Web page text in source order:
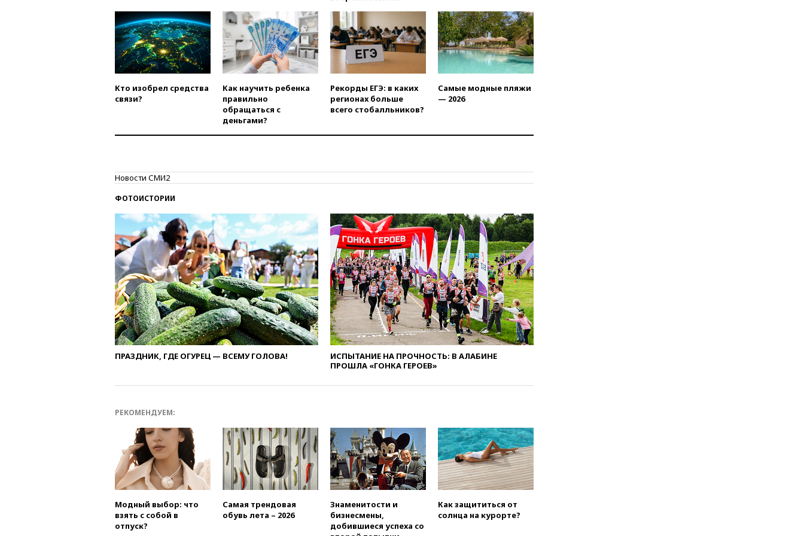
Движение по
Крымскому мосту
перекрывали второй раз за
день
16:00
Создатели пирамиды
АФК «Наследие» получили от
шести до 12 лет колонии
15:45
снятии «Яблока» с выборов
складе с красками в Брянске
рейсы в Абу-Даби
14:52Турция, Саудовская
Аравия и Пакистан
объединились в военный
альянс
14:39Экс-издатель Popcorn
Books получил условный срок
по делу о пропаганде ЛГБТ
14:34Минпромторг не
намерен сокращать перечень
товаров для параллельного
импорта
одобрил открытие сезона на
сенатора Нарусову в список
кандидатов в Совфед
13:57
Wildberries запустит
программу по открытию
партнерских хабов
одобрили скандальный
законопроект о частной
собственности
Кто изобрел средства
связи?
Как научить ребенка
правильно
обращаться с
деньгами?
Рекорды ЕГЭ: в каких
регионах больше
всего стобалльников?
Самые модные пляжи
— 2026
Новости СМИ2
ФОТОИСТОРИИ
ПРАЗДНИК, ГДЕ ОГУРЕЦ — ВСЕМУ ГОЛОВА!
ИСПЫТАНИЕ НА ПРОЧНОСТЬ: В АЛАБИНЕ
ПРОШЛА «ГОНКА ГЕРОЕВ»
РЕКОМЕНДУЕМ:
Модный выбор: что
взять с собой в
отпуск?
Самая трендовая
обувь лета – 2026
Знаменитости и
бизнесмены,
добившиеся успеха со
Как защититься от
солнца на курорте?